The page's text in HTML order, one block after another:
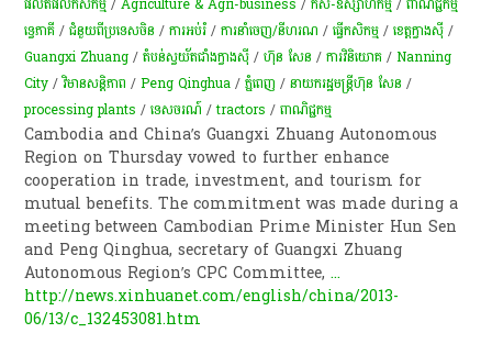
ទ្វេ​ភាគី​ /ជំនួយពីប្រទេសចិន /ការអប់រំ /ការនាំចេញ/នីហរណ /ធ្វើកសិកម្ម /ខេត្តក្វាងស៊ី /
Guangxi Zhuang /​តំបន់​ស្វយ័ត​ជាំ​ង​ក្វាង​ស៊ី​ /ហ៊ុន សែន /ការវិនិយោគ /Nanning
City /វិមានសន្តិភាព /Peng Qinghua /ភ្នំពេញ /នាយករដ្ឋមន្ត្រីហ៊ុន សែន /
processing plants /ទេសចរណ៍ /tractors /ពាណិជ្ជកម្ម
Cambodia and China’s Guangxi Zhuang Autonomous
Region on Thursday vowed to further enhance
cooperation in trade, investment, and tourism for
mutual benefits. The commitment was made during a
meeting between Cambodian Prime Minister Hun Sen
and Peng Qinghua, secretary of Guangxi Zhuang
Autonomous Region’s CPC Committee,...
http://news.xinhuanet.com/english/china/2013-
06/13/c_132453081.htm